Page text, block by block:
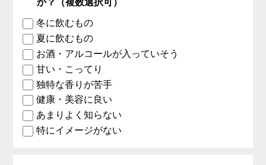
か？（複数選択可）
冬に飲むもの
夏に飲むもの
お酒・アルコールが入っていそう
甘い・こってり
独特な香りが苦手
健康・美容に良い
あまりよく知らない
特にイメージがない